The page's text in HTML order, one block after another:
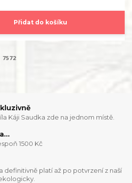
Přidat do košíku
7572
Káji Saudka zde na jednom místě.
1500 Kč
definitivně platí až po potvrzení z naší